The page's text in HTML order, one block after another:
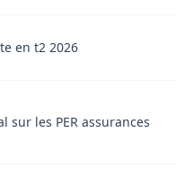
en t2 2026
sur les PER assurances